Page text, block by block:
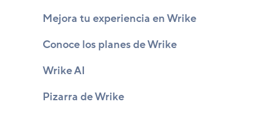
Mejora tu experiencia en Wrike
Conoce los planes de Wrike
Wrike AI
Pizarra de Wrike